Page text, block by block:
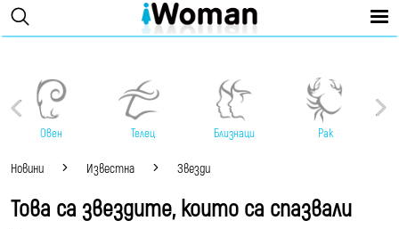
Овен Телец Близнаци Рак
Новини Известна Звезди
Това са звездите, които са спазвали